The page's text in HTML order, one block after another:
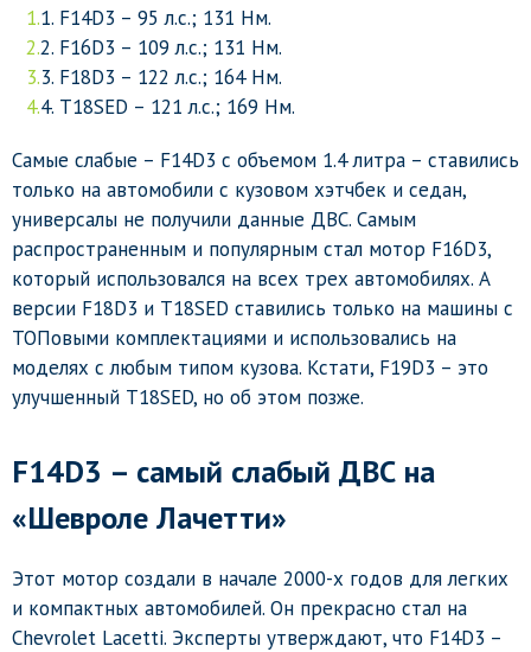
F14D3 – 95 л.с.; 131 Нм.
F16D3 – 109 л.с.; 131 Нм.
F18D3 – 122 л.с.; 164 Нм.
T18SED – 121 л.с.; 169 Нм.
Самые слабые – F14D3 с объемом 1.4 литра – ставились
только на автомобили с кузовом хэтчбек и седан,
универсалы не получили данные ДВС. Самым
распространенным и популярным стал мотор F16D3,
который использовался на всех трех автомобилях. А
версии F18D3 и T18SED ставились только на машины с
ТОПовыми комплектациями и использовались на
моделях с любым типом кузова. Кстати, F19D3 – это
улучшенный T18SED, но об этом позже.
F14D3 – самый слабый ДВС на
«Шевроле Лачетти»
Этот мотор создали в начале 2000-х годов для легких
и компактных автомобилей. Он прекрасно стал на
Chevrolet Lacetti. Эксперты утверждают, что F14D3 –